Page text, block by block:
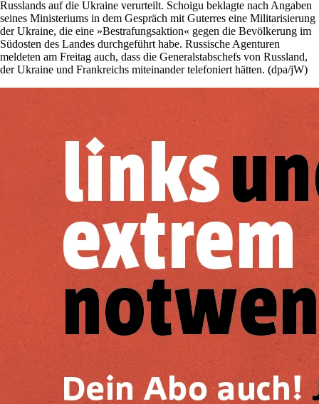
Russlands auf die Ukraine verurteilt. Schoigu beklagte nach Angaben
seines Ministeriums in dem Gespräch mit Guterres eine Militarisierung
der Ukraine, die eine »Bestrafungsaktion« gegen die Bevölkerung im
Südosten des Landes durchgeführt habe. Russische Agenturen
meldeten am Freitag auch, dass die Generalstabschefs von Russland,
der Ukraine und Frankreichs miteinander telefoniert hätten. (dpa/jW)